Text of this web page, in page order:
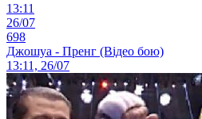
13:11
26/07
698
Джошуа - Пренг (Відео бою)
13:11, 26/07